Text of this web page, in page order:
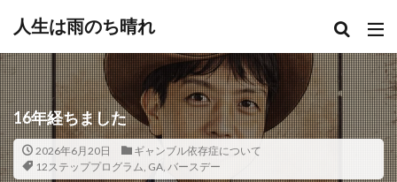
人生は雨のち晴れ
16年経ちました
2026年6月20日
ギャンブル依存症について
12ステッププログラム, GA, バースデー